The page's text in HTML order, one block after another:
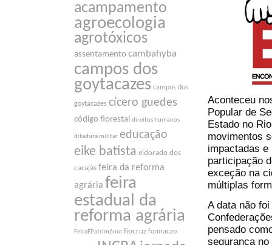
acampamento
agroecologia
agrotóxicos
assentamento cambahyba
campos dos
goytacazes campos dos
goytacazes cícero guedes
código florestal direitos humanos
ditadura militar educação
eike batista eldorado dos
carajás feira da reforma
agrária feira
estadual da
reforma agrária
FeiraÉPatrimônio fiocruz formacao
Aconteceu
Popular de
Estado no
movimentos
impactadas e
participação
exceção na
múltiplas
A data não
pensado
segurança